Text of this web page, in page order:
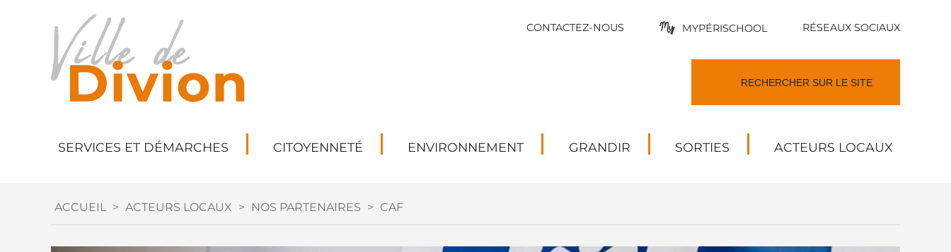
CONTACTEZ-NOUS MYPÉRISCHOOL RÉSEAUX SOCIAUX
SERVICES ET DÉMARCHES CITOYENNETÉ ENVIRONNEMENT GRANDIR SORTIES ACTEURS LOCAUX
ACCUEIL > ACTEURS LOCAUX > NOS PARTENAIRES > CAF